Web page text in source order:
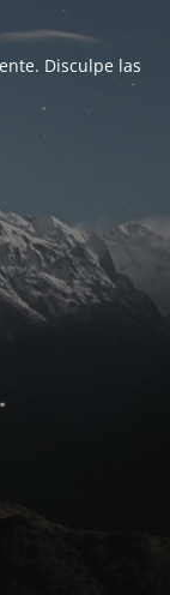
Disculpe las